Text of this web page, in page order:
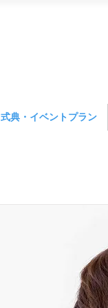
式典・イベントプラン